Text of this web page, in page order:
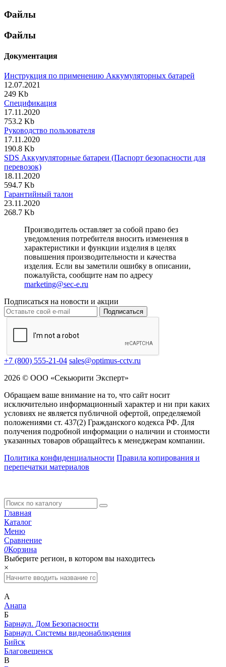
Файлы
Файлы
Документация
Инструкция по применению Аккумуляторных батарей
12.07.2021
249 Kb
Спецификация
17.11.2020
753.2 Kb
Руководство пользователя
17.11.2020
190.8 Kb
SDS Аккумуляторные батареи (Паспорт безопасности для
перевозок)
18.11.2020
594.7 Kb
Гарантийный талон
23.11.2020
268.7 Kb
Производитель оставляет за собой право без
уведомления потребителя вносить изменения в
характеристики и функции изделия в целях
повышения производительности и качества
изделия. Если вы заметили ошибку в описании,
пожалуйста, сообщите нам по адресу
marketing@sec-e.ru
Подписаться на новости и акции
Подписаться
+7 (800) 555-21-04 sales@optimus-cctv.ru
2026 © ООО «Секьюрити Эксперт»
Обращаем ваше внимание на то, что сайт носит
исключительно информационный характер и ни при каких
условиях не является публичной офертой, определяемой
положениями ст. 437(2) Гражданского кодекса РФ. Для
получения подробной информации о наличии и стоимости
указанных товаров обращайтесь к менеджерам компании.
Политика конфиденциальности Правила копирования и
перепечатки материалов
Главная
Каталог
Меню
Сравнение
0Корзина
Выберите регион, в котором вы находитесь
×
А
Анапа
Б
Барнаул. Дом Безопасности
Барнаул. Системы видеонаблюдения
Бийск
Благовещенск
В